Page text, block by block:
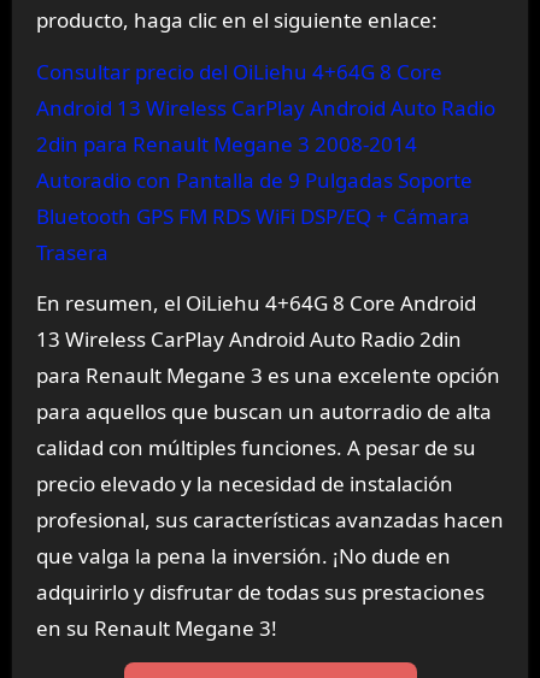
producto, haga clic en el siguiente enlace:
Consultar precio del OiLiehu 4+64G 8 Core
Android 13 Wireless CarPlay Android Auto Radio
2din para Renault Megane 3 2008-2014
Autoradio con Pantalla de 9 Pulgadas Soporte
Bluetooth GPS FM RDS WiFi DSP/EQ + Cámara
Trasera
En resumen, el OiLiehu 4+64G 8 Core Android
13 Wireless CarPlay Android Auto Radio 2din
para Renault Megane 3 es una excelente opción
para aquellos que buscan un autorradio de alta
calidad con múltiples funciones. A pesar de su
precio elevado y la necesidad de instalación
profesional, sus características avanzadas hacen
que valga la pena la inversión. ¡No dude en
adquirirlo y disfrutar de todas sus prestaciones
en su Renault Megane 3!